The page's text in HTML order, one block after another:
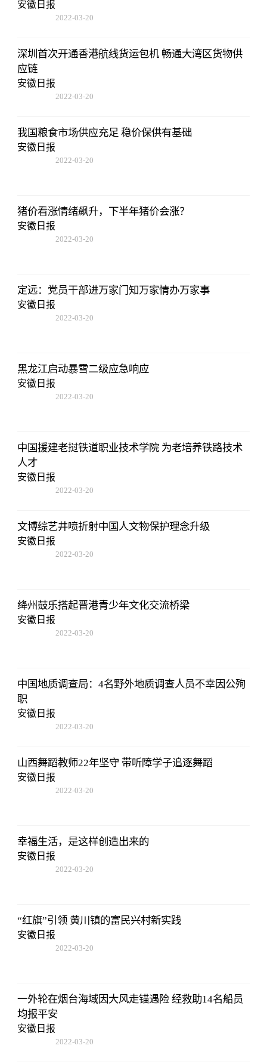
安徽日报
2022-03-20
深圳首次开通香港航线货运包机 畅通大湾区货物供
应链
安徽日报
2022-03-20
我国粮食市场供应充足 稳价保供有基础
安徽日报
2022-03-20
猪价看涨情绪飙升，下半年猪价会涨？
安徽日报
2022-03-20
定远：党员干部进万家门知万家情办万家事
安徽日报
2022-03-20
黑龙江启动暴雪二级应急响应
安徽日报
2022-03-20
中国援建老挝铁道职业技术学院 为老培养铁路技术
人才
安徽日报
2022-03-20
文博综艺井喷折射中国人文物保护理念升级
安徽日报
2022-03-20
绛州鼓乐搭起晋港青少年文化交流桥梁
安徽日报
2022-03-20
中国地质调查局：4名野外地质调查人员不幸因公殉
职
安徽日报
2022-03-20
山西舞蹈教师22年坚守 带听障学子追逐舞蹈
安徽日报
2022-03-20
幸福生活，是这样创造出来的
安徽日报
2022-03-20
“红旗”引领 黄川镇的富民兴村新实践
安徽日报
2022-03-20
一外轮在烟台海域因大风走锚遇险 经救助14名船员
均报平安
安徽日报
2022-03-20